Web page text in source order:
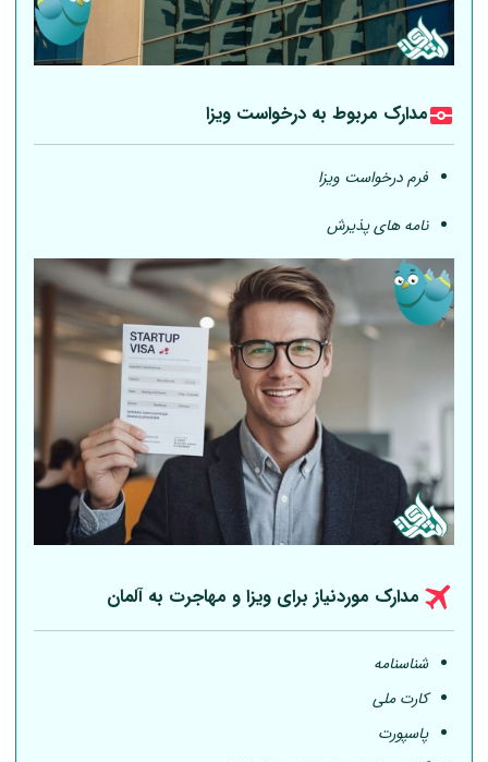
مدارک مربوط به درخواست ویزا
فرم درخواست ویزا
نامه های پذیرش
مدارک موردنیاز برای ویزا و مهاجرت بهآلمان
شناسنامه
کارت ملی
پاسپورت